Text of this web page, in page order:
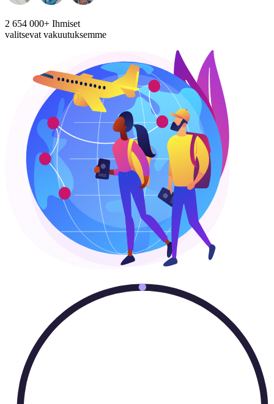
2 654 000+ Ihmiset
valitsevat vakuutuksemme